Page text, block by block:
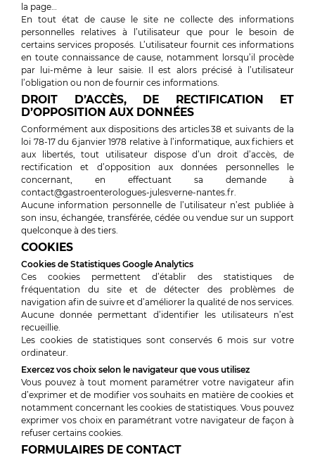
la page…
En tout état de cause le site ne collecte des informations
personnelles relatives à l’utilisateur que pour le besoin de
certains services proposés. L’utilisateur fournit ces informations
en toute connaissance de cause, notamment lorsqu’il procède
par lui-même à leur saisie. Il est alors précisé à l’utilisateur
l’obligation ou non de fournir ces informations.
DROIT D’ACCÈS, DE RECTIFICATION ET
D’OPPOSITION AUX DONNÉES
Conformément aux dispositions des articles 38 et suivants de la
loi 78-17 du 6 janvier 1978 relative à l’informatique, aux fichiers et
aux libertés, tout utilisateur dispose d’un droit d’accès, de
rectification et d’opposition aux données personnelles le
concernant, en effectuant sa demande à
contact@gastroenterologues-julesverne-nantes.fr.
Aucune information personnelle de l’utilisateur n’est publiée à
son insu, échangée, transférée, cédée ou vendue sur un support
quelconque à des tiers.
COOKIES
Cookies de Statistiques Google Analytics
Ces cookies permettent d’établir des statistiques de
fréquentation du site et de détecter des problèmes de
navigation afin de suivre et d’améliorer la qualité de nos services.
Aucune donnée permettant d’identifier les utilisateurs n’est
recueillie.
Les cookies de statistiques sont conservés 6 mois sur votre
ordinateur.
Exercez vos choix selon le navigateur que vous utilisez
Vous pouvez à tout moment paramétrer votre navigateur afin
d’exprimer et de modifier vos souhaits en matière de cookies et
notamment concernant les cookies de statistiques. Vous pouvez
exprimer vos choix en paramétrant votre navigateur de façon à
refuser certains cookies.
FORMULAIRES DE CONTACT